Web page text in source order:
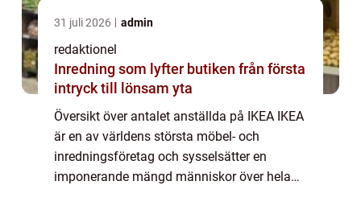
31 juli 2026 admin
redaktionel
Inredning som lyfter butiken från första
intryck till lönsam yta
Översikt över antalet anställda på IKEA IKEA
är en av världens största möbel- och
inredningsföretag och sysselsätter en
imponerande mängd människor över hela